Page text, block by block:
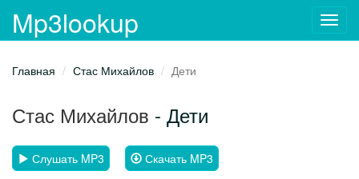
Mp3lookup
Главная Стас Михайлов Дети
Стас Михайлов - Дети
Слушать MP3 Скачать MP3